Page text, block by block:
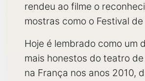
rendeu ao filme o
mostras como o Festival
Hoje é lembrado como um
mais honestos do teatro
na França nos anos 2010,